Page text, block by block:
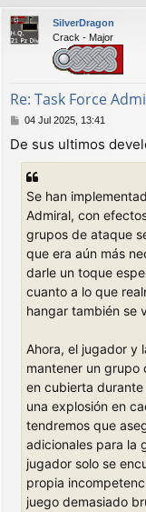
SilverDragon
Crack - Major
Re: Task Force
M
n
s
04 Jul 2025, 13:41
De sus ultimos
Se han
Admiral, con
grupos de ataque
que era aún más
darle un toque
cuanto a lo que
hangar también se
Ahora, el jugador y
mantener un grupo
en cubierta
una explosión en
tendremos que
adicionales para la
jugador solo se
propia
juego demasiado